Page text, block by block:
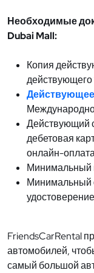
Необходимые
Dubai Mall:
Копия
действующего
Действующий
дебетовая
онлайн-
Минимальный
Минимальный
FriendsCarRental
автомобилей,
самый большой